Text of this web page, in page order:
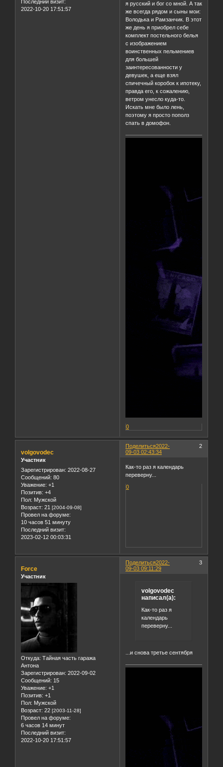
Последний визит:
2022-10-20 17:51:57
я русский и бог со мной. А так
же всегда рядом и сыны мои:
Володька и Рамзанчик. В этот
же день я приобрел себе
комплект постельного белья
с изображением
воинственных пельмениев
для большей
заинтересованности у
девушек, а еще взял
спичечный коробок к ипотеку,
правда его, к сожалению,
ветром унесло куда-то.
Искать мне было лень,
поэтому я просто пополз
спать в домофон.
0
Поделиться 2
2022-
09-03 02:43:34
volgovodec
Участник
Зарегистрирован: 2022-08-27
Сообщений: 80
Уважение: +1
Позитив: +4
Пол: Мужской
Возраст: 21 [2004-09-08]
Провел на форуме:
10 часов 51 минуту
Последний визит:
2023-02-12 00:03:31
Как-то раз я календарь
переверну...
0
Поделиться 3
2022-
09-03 09:11:29
Force
Участник
Откуда: Тайная часть гаража
Антона
Зарегистрирован: 2022-09-02
Сообщений: 15
Уважение: +1
Позитив: +1
Пол: Мужской
Возраст: 22 [2003-11-28]
Провел на форуме:
6 часов 14 минут
Последний визит:
2022-10-20 17:51:57
volgovodec
написал(а):
Как-то раз я
календарь
переверну...
...и снова третье сентября